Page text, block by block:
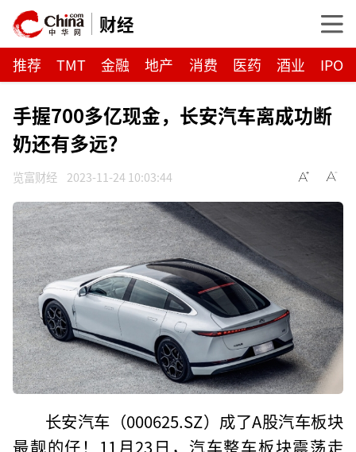
财经
推荐 TMT 金融 地产 消费 医药 酒业 IPO
手握700多亿现金，长安汽车离成功断
奶还有多远？
览富财经 2023-11-24 10:03:44
长安汽车（000625.SZ）成了A股汽车板块
最靓的仔！11月23日，汽车整车板块震荡走